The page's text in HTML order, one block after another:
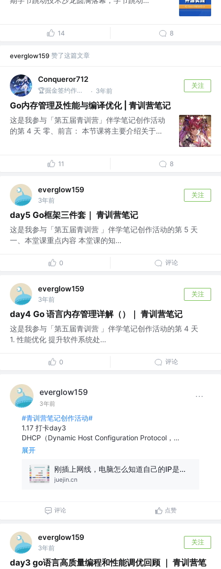
14 8
everglow159 赞了这篇文章
Conqueror712
🏆掘金签约作者 @小红书 · 3年前
关注
Go内存管理及性能与编译优化 | 青训营笔记
这是我参与「第五届青训营」伴学笔记创作活动
的第 4 天 零、前言： 本节课将主要介绍关于...
11 8
everglow159
3年前
关注
day5 Go框架三件套｜ 青训营笔记
这是我参与「第五届青训营 」伴学笔记创作活动的第 5 天
一、本堂课重点内容 本堂课的知...
0 评论
everglow159
3年前
关注
day4 Go 语言内存管理详解（）｜ 青训营笔记
这是我参与「第五届青训营 」伴学笔记创作活动的第 4 天
1. 性能优化 提升软件系统处...
0 评论
everglow159
3年前
#青训营笔记创作活动#
1.17 打卡day3
DHCP（Dynamic Host Configuration Protocol，…
展开
刚插上网线，电脑怎么知道自己的IP是什么？
juejin.cn
评论 点赞
everglow159
3年前
关注
day3 go语言高质量编程和性能调优回顾 ｜ 青训营笔